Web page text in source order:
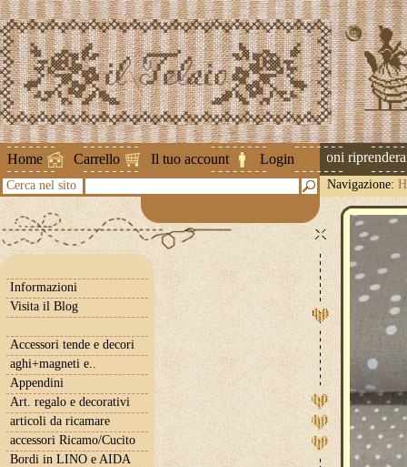
Home Carrello Il tuo account Login
Attenzione ! Le spedizioni
Cerca nel sito Navigazione:
Informazioni
Visita il Blog
Accessori tende e decori
aghi+magneti e..
Appendini
Art. regalo e decorativi
articoli da ricamare
accessori Ricamo/Cucito
Bordi in LINO e AIDA